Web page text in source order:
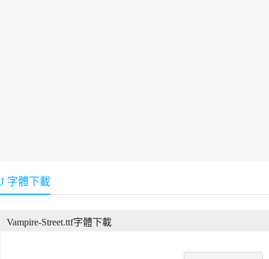
J 字體下載
Vampire-Street.ttf字體下載